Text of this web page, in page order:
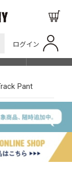
ログイン
SHOP LIST
Pant